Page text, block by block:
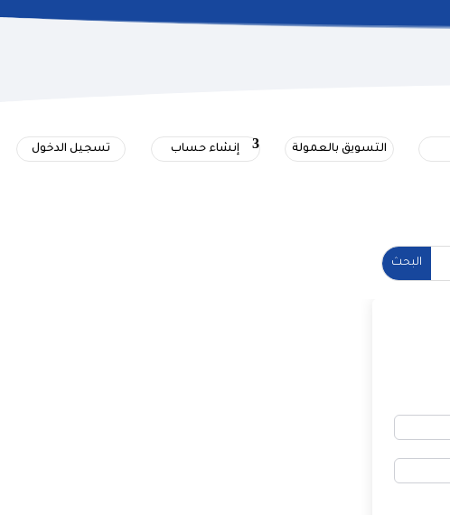
التسويق بالعمولة إنشاء حساب تسجيل الدخول